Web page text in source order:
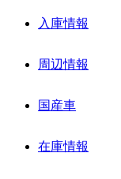
入庫情報
周辺情報
国産車
在庫情報